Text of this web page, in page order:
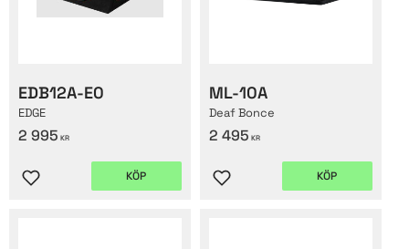
EDB12A-E0
EDGE
2 995 KR
Lägg till i favoriter
KÖP
ML-10A
Deaf Bonce
2 495 KR
Lägg till i favoriter
KÖP